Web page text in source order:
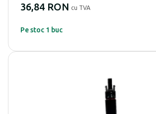
36,84 RON cu TVA
Pe stoc 1 buc